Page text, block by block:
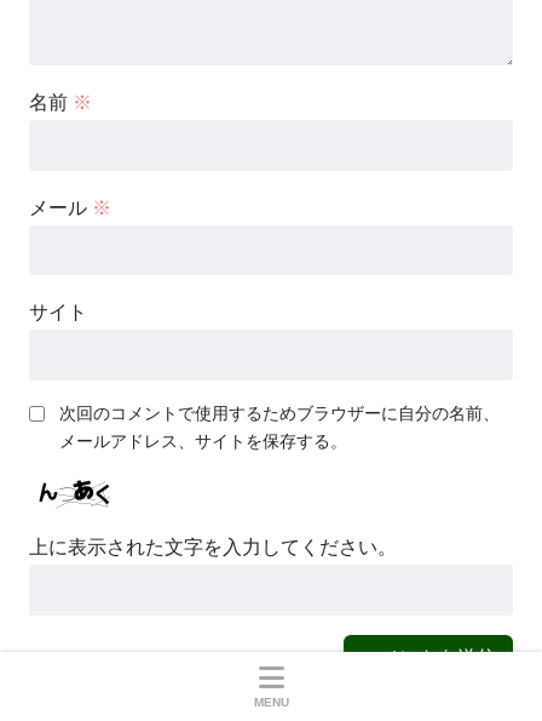
名前 ※
メール ※
サイト
次回のコメントで使用するためブラウザーに自分の名前、
メールアドレス、サイトを保存する。
上に表示された文字を入力してください。
MENU